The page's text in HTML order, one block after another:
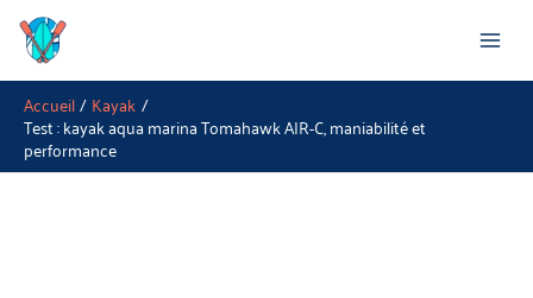
Aller
contenu
Accueil Kayak
Test : kayak aqua marina Tomahawk AIR-C, maniabilité et
performance
Rechercher